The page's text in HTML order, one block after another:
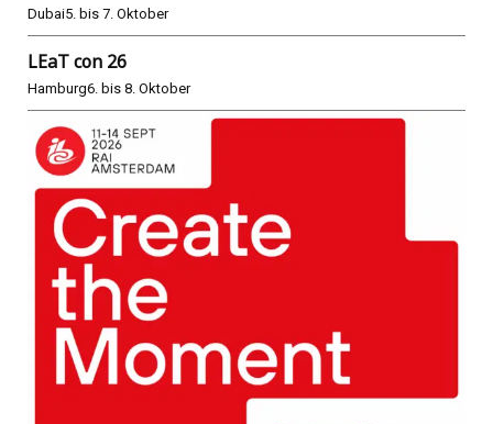
Dubai5. bis 7. Oktober
LEaT con 26
Hamburg6. bis 8. Oktober